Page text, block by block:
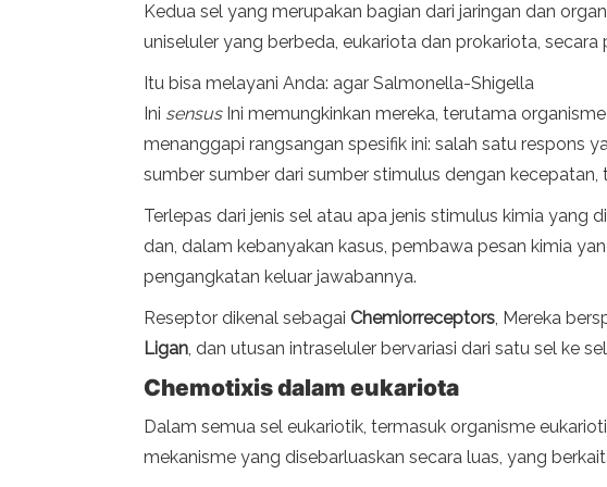
Kedua sel yang merupakan bagian dari jaringan dan
uniseluler yang berbeda, eukariota dan prokariota, secara
Itu bisa melayani Anda: agar Salmonella-Shigella
Ini sensusIni memungkinkan mereka, terutama
menanggapi rangsangan spesifik ini: salah satu respons
sumber sumber dari sumber stimulus dengan kecepatan,
Terlepas dari jenis sel atau apa jenis stimulus kimia
dan, dalam kebanyakan kasus, pembawa pesan kimia
pengangkatan keluar jawabannya.
Reseptor dikenal sebagai Chemiorreceptors, Mereka
Ligan, dan utusan intraseluler bervariasi dari satu sel ke
Chemotixis dalam eukariota
Dalam semua sel eukariotik, termasuk organisme
mekanisme yang disebarluaskan secara luas, yang